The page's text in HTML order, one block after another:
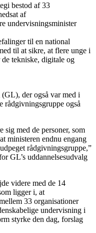
bestod af 33
af
undervisningsminister
til en national
til at sikre, at flere unge i
tekniske, digitale og
der også var med i
rådgivningsgruppe også
sig med de personer, som
ministeren endnu engang
rådgivningsgruppe,”
GL’s uddannelsesudvalg
videre med de 14
ligger i, at
33 organisationer
undervisning i
styrke den dag, forslag